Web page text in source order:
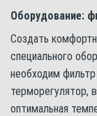
Оборудование:
Создать
специального
необходим
терморегулятор,
оптимальная